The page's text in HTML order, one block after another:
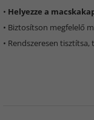
• Helyezze a
• Biztosítson megfelelő
• Rendszeresen